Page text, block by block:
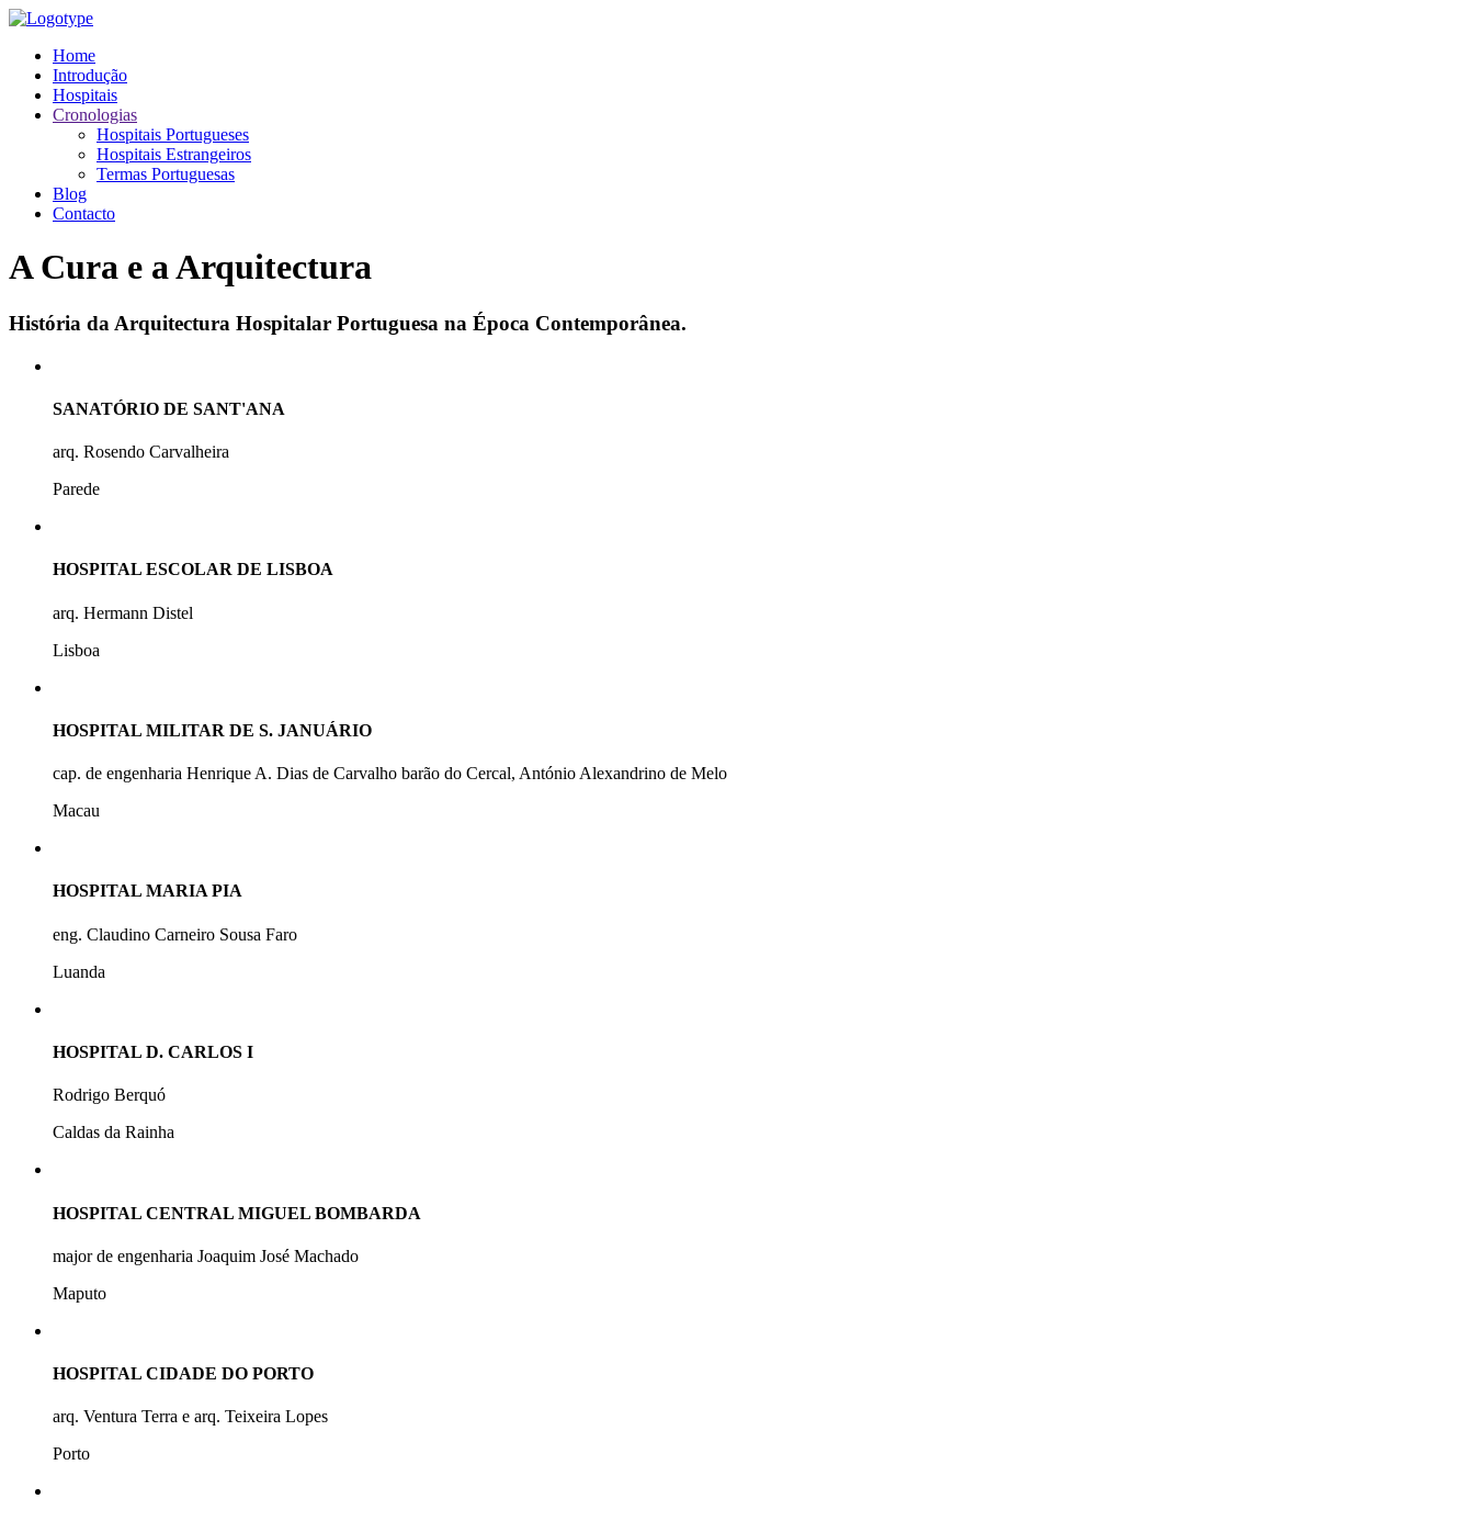
Home
Introdução
Hospitais
Cronologias
Hospitais Portugueses
Hospitais Estrangeiros
Termas Portuguesas
Blog
Contacto
A Cura e a Arquitectura
História da Arquitectura Hospitalar Portuguesa na Época Contemporânea.
SANATÓRIO DE SANT'ANA
arq. Rosendo Carvalheira
Parede
HOSPITAL ESCOLAR DE LISBOA
arq. Hermann Distel
Lisboa
HOSPITAL MILITAR DE S. JANUÁRIO
cap. de engenharia Henrique A. Dias de Carvalho barão do Cercal, António Alexandrino de Melo
Macau
HOSPITAL MARIA PIA
eng. Claudino Carneiro Sousa Faro
Luanda
HOSPITAL D. CARLOS I
Rodrigo Berquó
Caldas da Rainha
HOSPITAL CENTRAL MIGUEL BOMBARDA
major de engenharia Joaquim José Machado
Maputo
HOSPITAL CIDADE DO PORTO
arq. Ventura Terra e arq. Teixeira Lopes
Porto